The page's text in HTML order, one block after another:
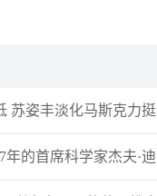
苏姿丰淡化马斯克力
的首席科学家杰夫·